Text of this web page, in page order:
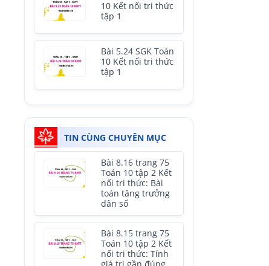
10 Kết nối tri thức
tập 1
Bài 5.24 SGK Toán
10 Kết nối tri thức
tập 1
TIN CÙNG CHUYÊN MỤC
Bài 8.16 trang 75
Toán 10 tập 2 Kết
nối tri thức: Bài
toán tăng trưởng
dân số
Bài 8.15 trang 75
Toán 10 tập 2 Kết
nối tri thức: Tính